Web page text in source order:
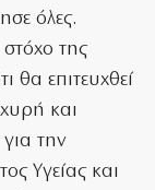
όλες.
της
θα επιτευχθεί
και
την
Υγείας και